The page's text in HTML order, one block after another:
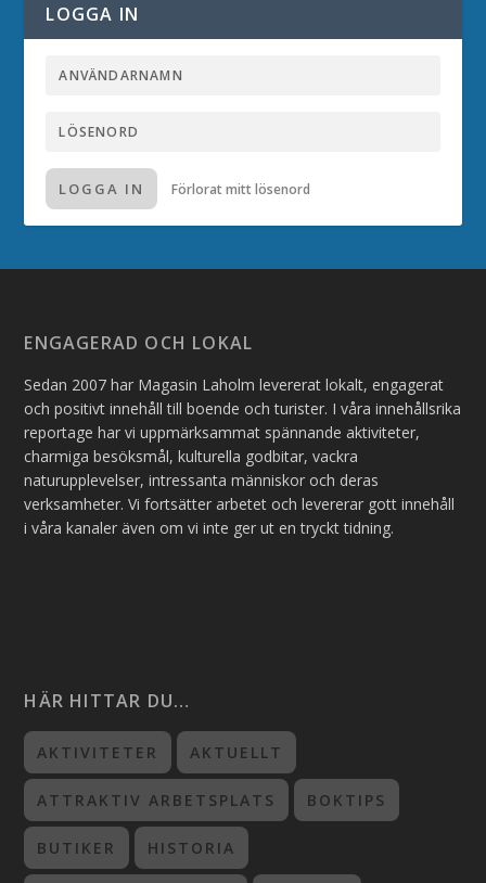
LOGGA IN
LOGGA IN Förlorat mitt lösenord
ENGAGERAD OCH LOKAL
Sedan 2007 har Magasin Laholm levererat lokalt, engagerat
och positivt innehåll till boende och turister. I våra innehållsrika
reportage har vi uppmärksammat spännande aktiviteter,
charmiga besöksmål, kulturella godbitar, vackra
naturupplevelser, intressanta människor och deras
verksamheter. Vi fortsätter arbetet och levererar gott innehåll
i våra kanaler även om vi inte ger ut en tryckt tidning.
HÄR HITTAR DU…
AKTIVITETER AKTUELLT
ATTRAKTIV ARBETSPLATS BOKTIPS
BUTIKER HISTORIA